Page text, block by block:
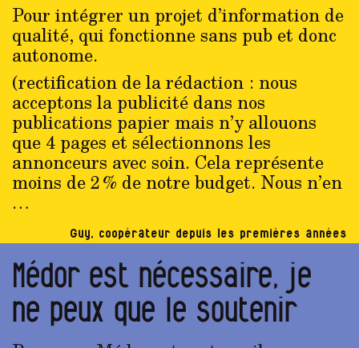
Pour intégrer un projet d’information de
qualité, qui fonctionne sans pub et donc
autonome.
(rectification de la rédaction : nous
acceptons la publicité dans nos
publications papier mais n’y allouons
que 4 pages et sélectionnons les
annonceurs avec soin. Cela représente
moins de 2 % de notre budget. Nous n’en
…
Guy, coopérateur depuis les premières années
Médor est nécessaire, je
ne peux que le soutenir